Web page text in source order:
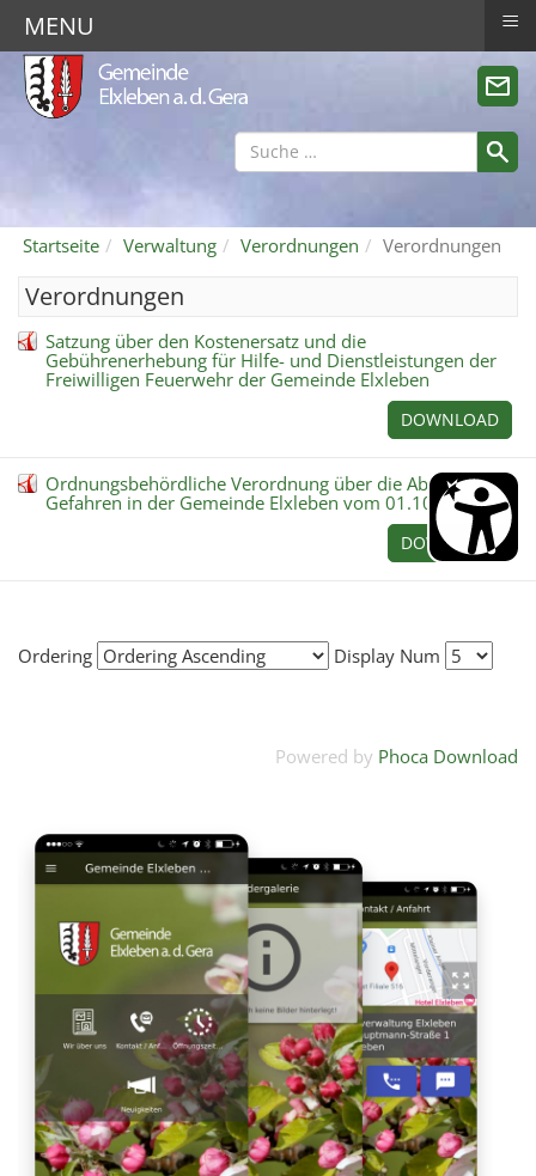
Startseite Verwaltung Verordnungen Verordnungen
Verordnungen
Satzung über den Kostenersatz und die
Gebührenerhebung für Hilfe- und Dienstleistungen der
Freiwilligen Feuerwehr der Gemeinde Elxleben
DOWNLOAD
Ordnungsbehördliche Verordnung über die Abwehr von
Gefahren in der Gemeinde Elxleben vom 01.10.2018
DOWNLOAD
Ordering Display Num
Powered by Phoca Download
MENU ≡